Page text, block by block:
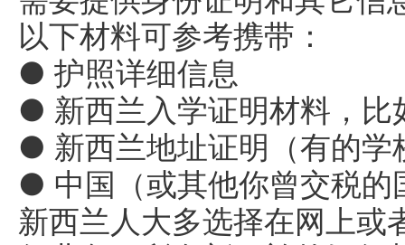
以下材料可参考携带：
● 护照详细信息
● 新西兰入学证明材料，
● 新西兰地址证明（有的学
● 中国（或其他你曾交税的
新西兰人大多选择在网上或